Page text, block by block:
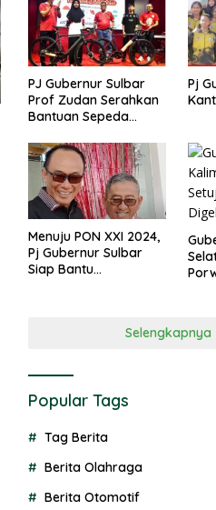
PJ Gubernur Sulbar
Prof Zudan Serahkan
Bantuan Sepeda
PON 2024
Pj
Menuju PON XXI 2024,
Pj Gubernur Sulbar
Siap Bantu
Selengkapnya
Popular Tags
Tag Berita
Berita Olahraga
Berita Otomotif